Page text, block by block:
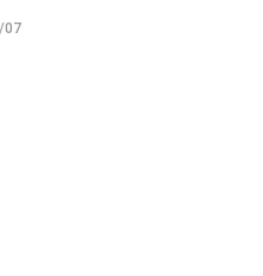
07